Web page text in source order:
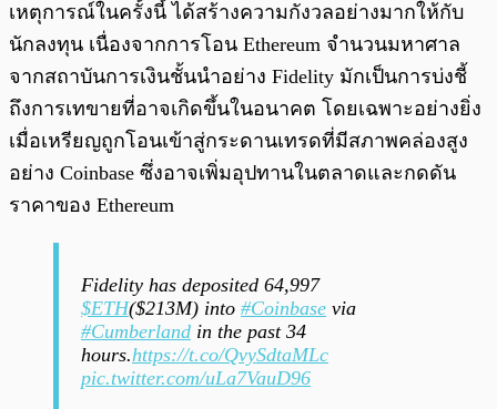
เหตุการณ์ในครั้งนี้ ได้สร้างความกังวลอย่างมากให้กับ
นักลงทุน เนื่องจากการโอน Ethereum จำนวนมหาศาล
จากสถาบันการเงินชั้นนำอย่าง Fidelity มักเป็นการบ่งชี้
ถึงการเทขายที่อาจเกิดขึ้นในอนาคต โดยเฉพาะอย่างยิ่ง
เมื่อเหรียญถูกโอนเข้าสู่กระดานเทรดที่มีสภาพคล่องสูง
อย่าง Coinbase ซึ่งอาจเพิ่มอุปทานในตลาดและกดดัน
ราคาของ Ethereum
Fidelity has deposited 64,997
$ETH($213M) into #Coinbase via
#Cumberland in the past 34
hours.https://t.co/QvySdtaMLc
pic.twitter.com/uLa7VauD96